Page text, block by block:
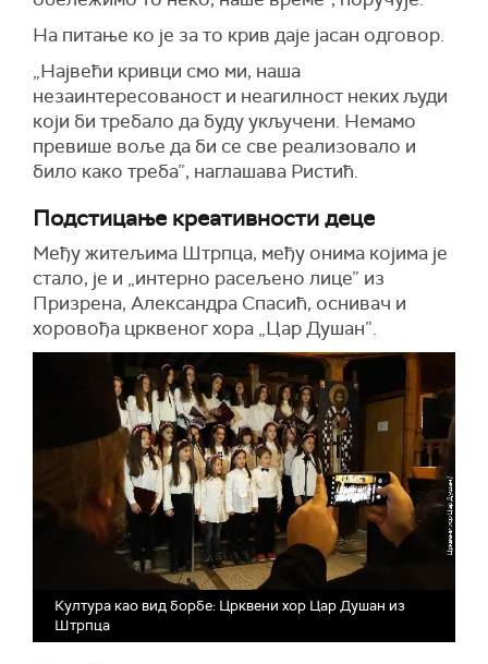
На питање ко је за то крив даје јасан одговор.
„Највећи кривци смо ми, наша
незаинтересованост и неагилност неких људи
који би требало да буду укључени. Немамо
превише воље да би се све реализовало и
било како треба”, наглашава Ристић.
Подстицање креативности деце
Међу житељима Штрпца, међу онима којима је
стало, је и „интерно расељено лице” из
Призрена, Александра Спасић, оснивач и
хоровођа црквеног хора „Цар Душан”.
Култура као вид борбе: Црквени хор Цар Душан из
Штрпца